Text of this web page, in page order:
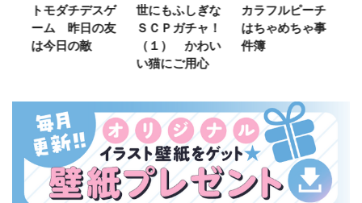
トモダチデスゲ
ーム 昨日の友
は今日の敵
世にもふしぎな
ＳＣＰガチャ！
（１） かわい
い猫にご用心
カラフルピーチ
はちゃめちゃ事
件簿